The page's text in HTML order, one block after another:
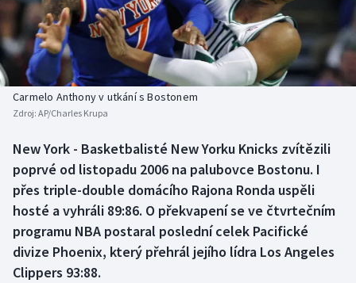
Americký fotbal
Baseball a softbal
Basketbal
Biatlon
Boby a skeleton
Box
Curling
Dostihy
NEPŘEHLÉDNĚTE
Soutěže
Historické návraty
Aplikace ČT sport
AZ kvíz
Carmelo Anthony v utkání s Bostonem
Zdroj: AP/Charles Krupa
New York - Basketbalisté New Yorku Knicks zvítězili
poprvé od listopadu 2006 na palubovce Bostonu. I
přes triple-double domácího Rajona Ronda uspěli
hosté a vyhráli 89:86. O překvapení se ve čtvrtečním
programu NBA postaral poslední celek Pacifické
divize Phoenix, který přehrál jejího lídra Los Angeles
Clippers 93:88.